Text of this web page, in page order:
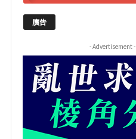
廣告
- Advertisement -